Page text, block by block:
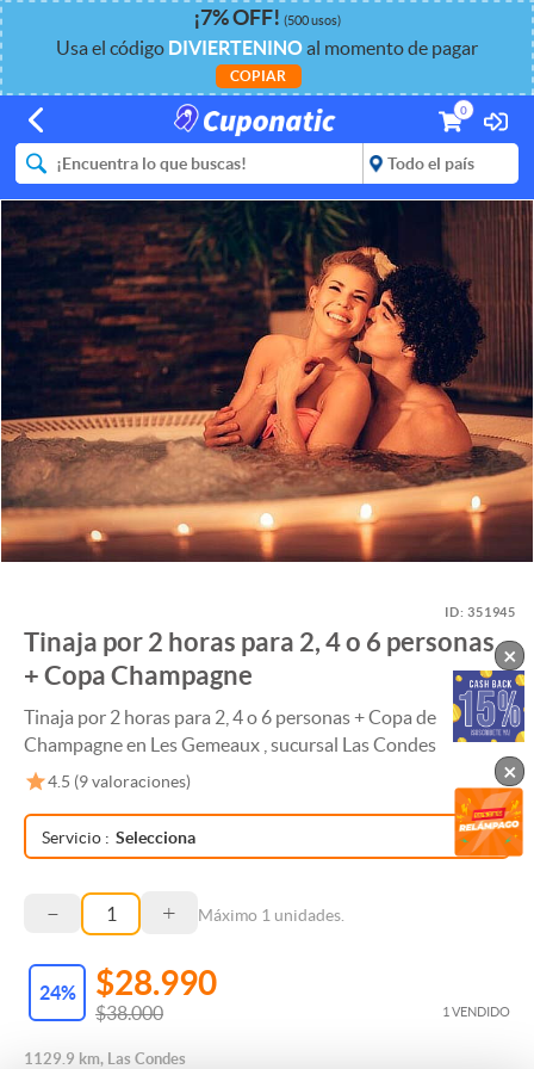
¡7%OFF! (500 usos)
Usa el código DIVIERTENINOal momento de pagar
COPIAR
0
ID:351945
Tinaja por 2 horas para 2, 4 o 6 personas
+ Copa Champagne
Tinaja por 2 horas para 2, 4 o 6 personas + Copa de
Champagne en Les Gemeaux , sucursal Las Condes
4.5 (9 valoraciones)
Servicio : Selecciona
– + Máximo 1 unidades.
24% $28.990
$38.000 1 VENDIDO
1129.9 km, Las Condes
×
×